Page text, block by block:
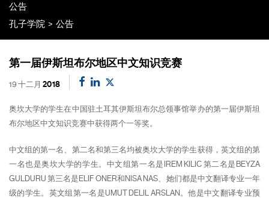
公告
孔子学院 公告
第一届伊斯坦布尔地区中文知识竞赛
19 十二月 2018
奥坎大学的学生在中国驻土耳其伊斯坦布尔总领事馆举办的第一届伊斯坦
布尔地区中文知识竞赛中获得两个一等奖。
中文组的第一名、第二名和第三名均被奥坎大学的学生获得，英文组的第
一名也是奥坎大学的学生。中文组第一名是IREM KILIC 第二名是BEYZA
GULDURU 第三名是ELIF ONER和NISA NAS、她们都是中文翻译专业一年
级的学生。英文组第一名是UMUT DELIL ARSLAN。他是中文翻译专业预